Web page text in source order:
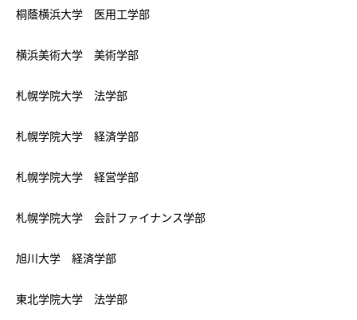
桐蔭横浜大学 医用工学部
横浜美術大学 美術学部
札幌学院大学 法学部
札幌学院大学 経済学部
札幌学院大学 経営学部
札幌学院大学 会計ファイナンス学部
旭川大学 経済学部
東北学院大学 法学部